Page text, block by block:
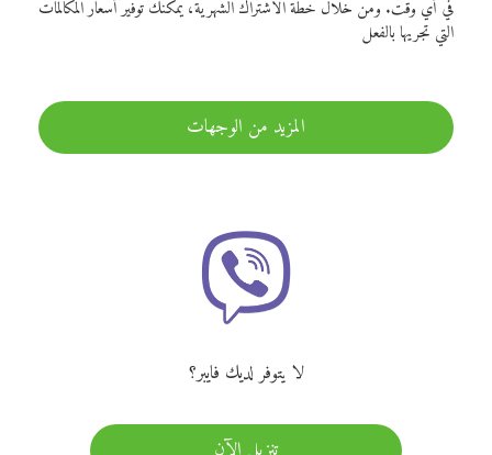
في أي وقت. ومن خلال خطة الاشتراك الشهرية، يمكنك توفير أسعار المكالمات
التي تجريها بالفعل
المزيد من الوجهات
لا يتوفر لديك فايبر؟